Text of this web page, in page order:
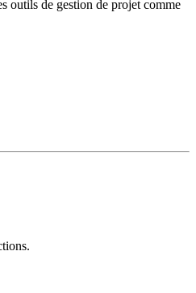
outils de gestion de projet comme